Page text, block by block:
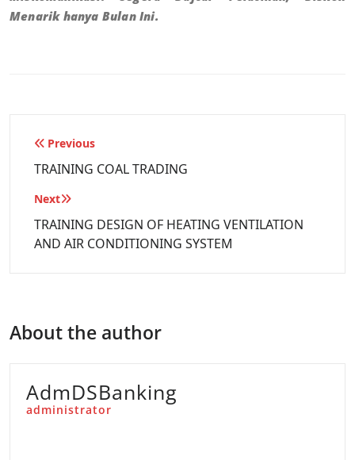
Menarik hanya Bulan Ini.
Previous
TRAINING COAL TRADING
Next
TRAINING DESIGN OF HEATING VENTILATION
AND AIR CONDITIONING SYSTEM
About the author
AdmDSBanking
administrator